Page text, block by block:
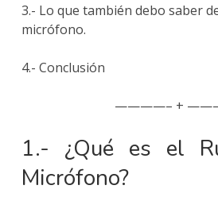
3.- Lo que también debo saber
micrófono.
4.- Conclusión
————– +
1.- ¿Qué es el
Micrófono?